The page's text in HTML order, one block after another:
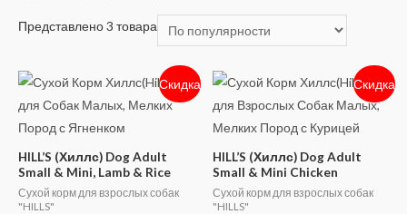
Представлено 3 товара
Скидка
HILL’S (Хиллс) Dog Adult
Small & Mini, Lamb & Rice
Сухой корм для взрослых собак
"HILLS"
Скидка
HILL’S (Хиллс) Dog Adult
Small & Mini Chicken
Сухой корм для взрослых собак
"HILLS"